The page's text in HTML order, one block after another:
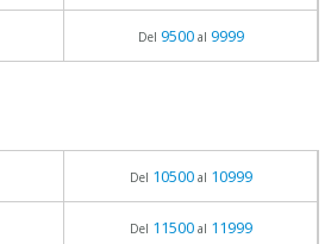
Del 9500al 9999
Del 10500al 10999
Del 11500al 11999